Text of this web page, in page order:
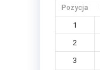
Pozycja
1
2
3